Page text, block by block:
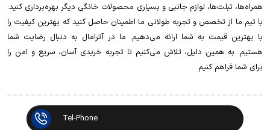
همراه‌ها، تبلت‌ها، لوازم جانبی و بسیاری محصولات خانگی دیگر بهره‌برداری کنید.
با تیم ما از تخصص و تجربه طولانی ما اطمینان حاصل کنید که بهترین کیفیت را
با بهترین قیمت به شما ارائه می‌دهیم. ما در آترامال به دنبال رضایت شما
هستیم. به همین دلیل، تلاش می‌کنیم تا تجربه خریدی آسان، سریع و امن را
برای شما فراهم کنیم
Tel-Phone